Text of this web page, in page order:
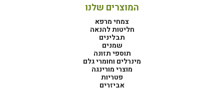
המוצרים שלנו
צמחי מרפא
חליטות להנאה
תבלינים
שמנים
תוספי תזונה
מינרלים וחומרי גלם
מוצרי מורינגה
פטריות
אביזרים